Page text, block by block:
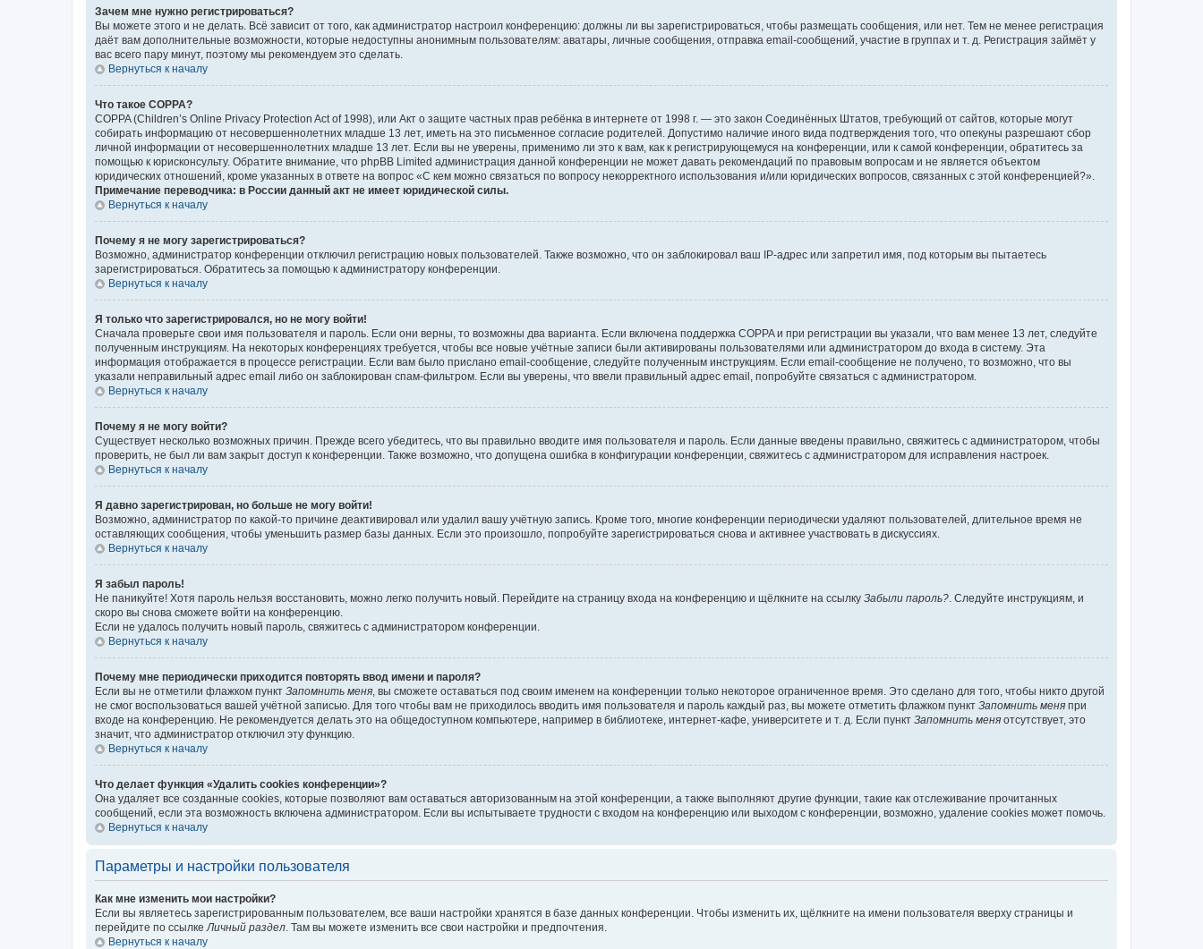
Зачем мне нужно регистрироваться?
Вы можете этого и не делать. Всё зависит от того, как администратор настроил конференцию: должны ли вы зарегистрироваться, чтобы размещать сообщения, или нет. Тем не менее регистрация
даёт вам дополнительные возможности, которые недоступны анонимным пользователям: аватары, личные сообщения, отправка email-сообщений, участие в группах и т. д. Регистрация займёт у
вас всего пару минут, поэтому мы рекомендуем это сделать.
Вернуться к началу
Что такое COPPA?
COPPA (Children’s Online Privacy Protection Act of 1998), или Акт о защите частных прав ребёнка в интернете от 1998 г. — это закон Соединённых Штатов, требующий от сайтов, которые могут
собирать информацию от несовершеннолетних младше 13 лет, иметь на это письменное согласие родителей. Допустимо наличие иного вида подтверждения того, что опекуны разрешают сбор
личной информации от несовершеннолетних младше 13 лет. Если вы не уверены, применимо ли это к вам, как к регистрирующемуся на конференции, или к самой конференции, обратитесь за
помощью к юрисконсульту. Обратите внимание, что phpBB Limited администрация данной конференции не может давать рекомендаций по правовым вопросам и не является объектом
юридических отношений, кроме указанных в ответе на вопрос «С кем можно связаться по вопросу некорректного использования и/или юридических вопросов, связанных с этой конференцией?».
Примечание переводчика: в России данный акт не имеет юридической силы.
Вернуться к началу
Почему я не могу зарегистрироваться?
Возможно, администратор конференции отключил регистрацию новых пользователей. Также возможно, что он заблокировал ваш IP-адрес или запретил имя, под которым вы пытаетесь
зарегистрироваться. Обратитесь за помощью к администратору конференции.
Вернуться к началу
Я только что зарегистрировался, но не могу войти!
Сначала проверьте свои имя пользователя и пароль. Если они верны, то возможны два варианта. Если включена поддержка COPPA и при регистрации вы указали, что вам менее 13 лет, следуйте
полученным инструкциям. На некоторых конференциях требуется, чтобы все новые учётные записи были активированы пользователями или администратором до входа в систему. Эта
информация отображается в процессе регистрации. Если вам было прислано email-сообщение, следуйте полученным инструкциям. Если email-сообщение не получено, то возможно, что вы
указали неправильный адрес email либо он заблокирован спам-фильтром. Если вы уверены, что ввели правильный адрес email, попробуйте связаться с администратором.
Вернуться к началу
Почему я не могу войти?
Существует несколько возможных причин. Прежде всего убедитесь, что вы правильно вводите имя пользователя и пароль. Если данные введены правильно, свяжитесь с администратором, чтобы
проверить, не был ли вам закрыт доступ к конференции. Также возможно, что допущена ошибка в конфигурации конференции, свяжитесь с администратором для исправления настроек.
Вернуться к началу
Я давно зарегистрирован, но больше не могу войти!
Возможно, администратор по какой-то причине деактивировал или удалил вашу учётную запись. Кроме того, многие конференции периодически удаляют пользователей, длительное время не
оставляющих сообщения, чтобы уменьшить размер базы данных. Если это произошло, попробуйте зарегистрироваться снова и активнее участвовать в дискуссиях.
Вернуться к началу
Я забыл пароль!
Не паникуйте! Хотя пароль нельзя восстановить, можно легко получить новый. Перейдите на страницу входа на конференцию и щёлкните на ссылку Забыли пароль? . Следуйте инструкциям, и
скоро вы снова сможете войти на конференцию.
Если не удалось получить новый пароль, свяжитесь с администратором конференции.
Вернуться к началу
Почему мне периодически приходится повторять ввод имени и пароля?
Если вы не отметили флажком пункт Запомнить меня , вы сможете оставаться под своим именем на конференции только некоторое ограниченное время. Это сделано для того, чтобы никто другой
не смог воспользоваться вашей учётной записью. Для того чтобы вам не приходилось вводить имя пользователя и пароль каждый раз, вы можете отметить флажком пункт Запомнить меня при
входе на конференцию. Не рекомендуется делать это на общедоступном компьютере, например в библиотеке, интернет-кафе, университете и т. д. Если пункт Запомнить меня отсутствует, это
значит, что администратор отключил эту функцию.
Вернуться к началу
Что делает функция «Удалить cookies конференции»?
Она удаляет все созданные cookies, которые позволяют вам оставаться авторизованным на этой конференции, а также выполняют другие функции, такие как отслеживание прочитанных
сообщений, если эта возможность включена администратором. Если вы испытываете трудности с входом на конференцию или выходом с конференции, возможно, удаление cookies может помочь.
Вернуться к началу
Параметры и настройки пользователя
Как мне изменить мои настройки?
Если вы являетесь зарегистрированным пользователем, все ваши настройки хранятся в базе данных конференции. Чтобы изменить их, щёлкните на имени пользователя вверху страницы и
перейдите по ссылке Личный раздел . Там вы можете изменить все свои настройки и предпочтения.
Вернуться к началу